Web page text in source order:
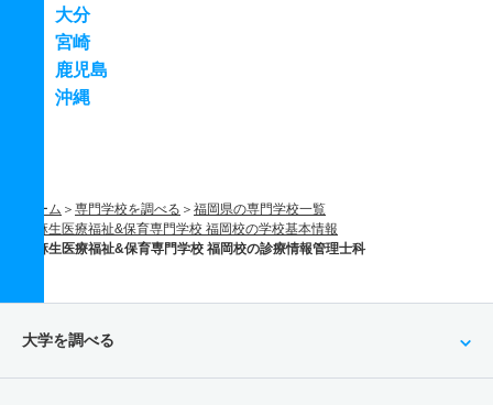
大分
宮崎
鹿児島
沖縄
ホーム 専門学校を調べる
福岡県の専門学校一覧
麻生医療福祉&保育専門学校 福岡校の学校基本情報
麻生医療福祉&保育専門学校 福岡校の診療情報管理士科
大学を調べる